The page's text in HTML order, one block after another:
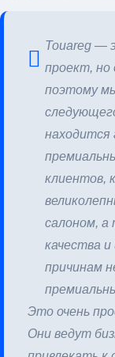
Touareg —
проект, но
поэтому
находится
клиентов,
салоном, а
качества
причинам
Это очень
Они ведут